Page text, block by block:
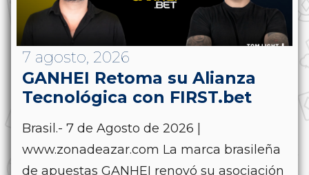
7 agosto, 2026
GANHEI Retoma su Alianza
Tecnológica con FIRST.bet
Brasil.- 7 de Agosto de 2026 |
www.zonadeazar.com La marca brasileña
de apuestas GANHEI renovó su asociación